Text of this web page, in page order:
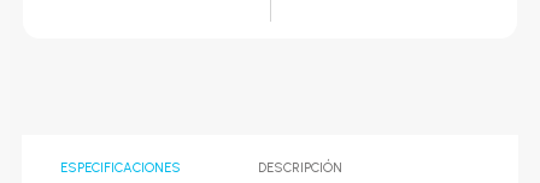
ESPECIFICACIONES DESCRIPCIÓN